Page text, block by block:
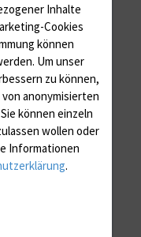
Inhalte
Cookies
können
Um unser
zu können,
anonymisierten
Sie können einzeln
wollen oder
Informationen
.